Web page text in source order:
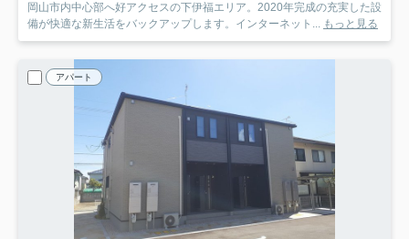
岡山市内中心部へ好アクセスの下伊福エリア。2020年完成の充実した設
備が快適な新生活をバックアップします。インターネット... もっと見る
アパート